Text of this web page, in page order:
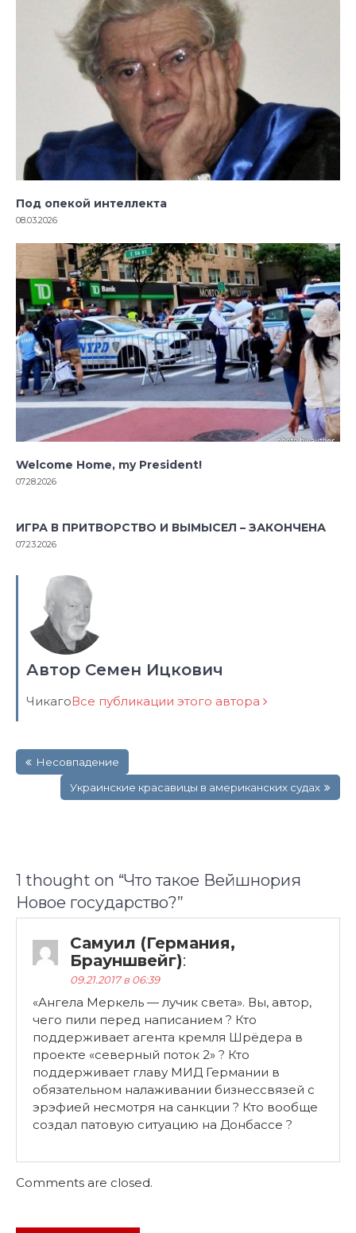
Под опекой интеллекта
08.03.2026
Welcome Home, my President!
07.28.2026
ИГРА В ПРИТВОРСТВО И ВЫМЫСЕЛ – ЗАКОНЧЕНА
07.23.2026
Автор Семен Ицкович
ЧикагоВсе публикации этого автора
по
записям
Несовпадение
Украинские красавицы в американских судах
1 thought on “Что такое Вейшнория
Новое государство?”
Самуил (Германия,
Брауншвейг):
09.21.2017 в 06:39
«Ангела Меркель — лучик света». Вы, автор,
чего пили перед написанием ? Кто
поддерживает агента кремля Шрёдера в
проекте «северный поток 2» ? Кто
поддерживает главу МИД Германии в
обязательном налаживании бизнессвязей с
эрэфией несмотря на санкции ? Кто вообще
создал патовую ситуацию на Донбассе ?
Comments are closed.